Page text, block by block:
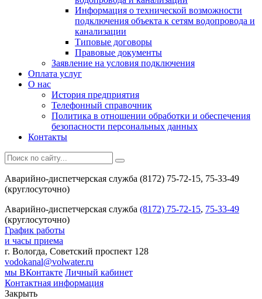
Информация о технической возможности
подключения объекта к сетям водопровода и
канализации
Типовые договоры
Правовые документы
Заявление на условия подключения
Оплата услуг
О нас
История предприятия
Телефонный справочник
Политика в отношении обработки и обеспечения
безопасности персональных данных
Контакты
Аварийно-диспетчерская служба (8172) 75-72-15, 75-33-49
(круглосуточно)
Аварийно-диспетчерская служба (8172) 75-72-15, 75-33-49
(круглосуточно)
График работы
и часы приема
г. Вологда, Советский проспект 128
vodokanal@volwater.ru
мы ВКонтакте Личный кабинет
Контактная информация
Закрыть